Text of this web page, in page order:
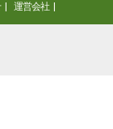
運営会社